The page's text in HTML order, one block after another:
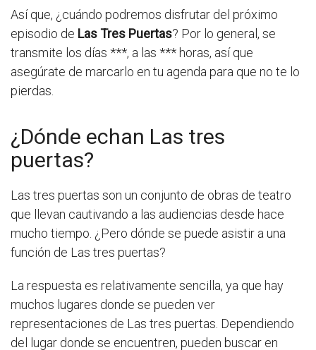
Así que, ¿cuándo podremos disfrutar del próximo
episodio de Las Tres Puertas? Por lo general, se
transmite los días ***, a las *** horas, así que
asegúrate de marcarlo en tu agenda para que no te lo
pierdas.
¿Dónde echan Las tres
puertas?
Las tres puertas son un conjunto de obras de teatro
que llevan cautivando a las audiencias desde hace
mucho tiempo. ¿Pero dónde se puede asistir a una
función de Las tres puertas?
La respuesta es relativamente sencilla, ya que hay
muchos lugares donde se pueden ver
representaciones de Las tres puertas. Dependiendo
del lugar donde se encuentren, pueden buscar en